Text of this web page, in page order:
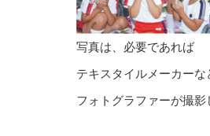
写真は、必要であれば
テキスタイルメーカー
フォトグラファーが撮影